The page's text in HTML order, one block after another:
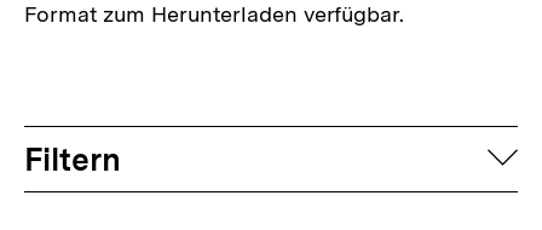
Format zum Herunterladen verfügbar.
Filtern